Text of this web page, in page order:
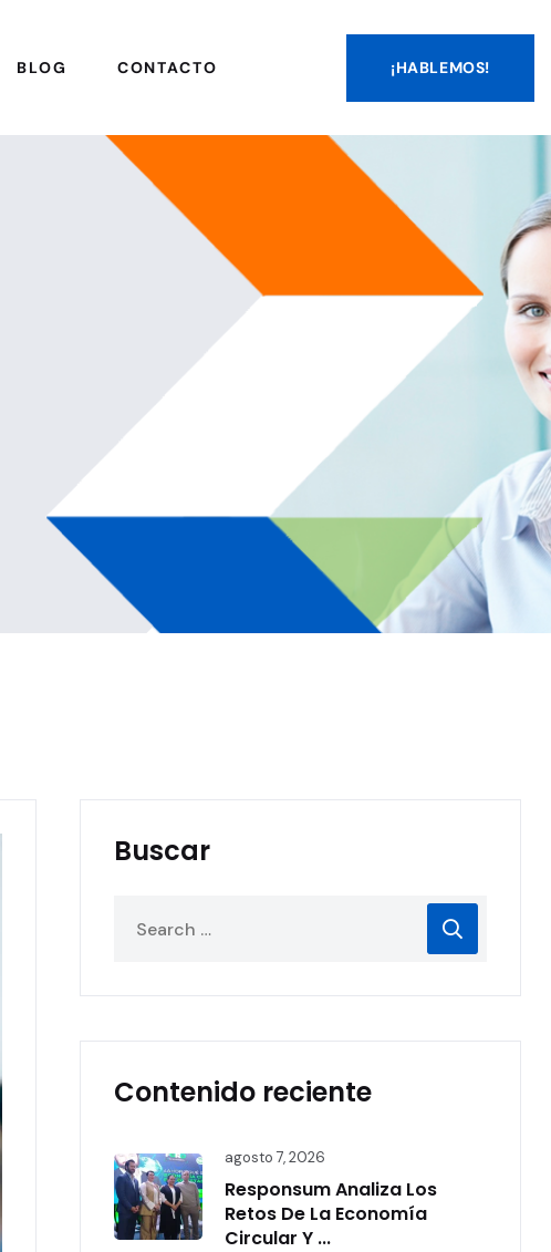
BLOG CONTACTO ¡HABLEMOS!
Buscar
Contenido reciente
agosto 7, 2026
Responsum Analiza Los
Retos De La Economía
Circular Y ...